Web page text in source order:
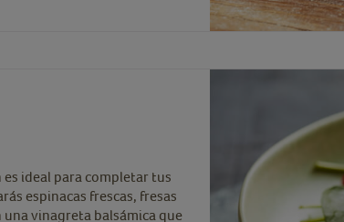
ideal para completar tus
espinacas frescas, fresas
una vinagreta balsámica que